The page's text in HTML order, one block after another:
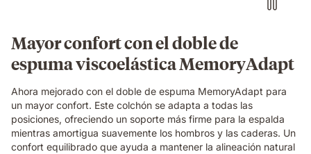
Original
mattress
in
a
cosy
bedroom.
Mayor confort con el doble de
espuma viscoelástica MemoryAdapt
Ahora mejorado con el doble de espuma MemoryAdapt para
un mayor confort. Este colchón se adapta a todas las
posiciones, ofreciendo un soporte más firme para la espalda
mientras amortigua suavemente los hombros y las caderas. Un
confort equilibrado que ayuda a mantener la alineación natural